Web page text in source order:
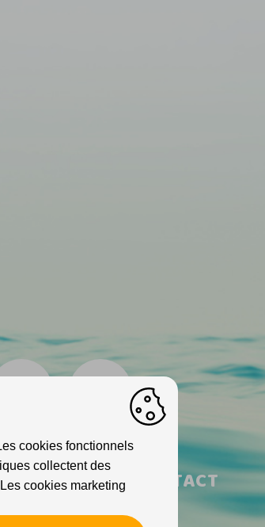
CONTACT
cookies fonctionnels
collectent des
cookies marketing